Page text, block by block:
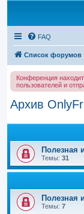
FAQ
Список форумов
Конференция
пользователей и
Архив
Полезная
Темы: 31
Полезная
Темы: 7